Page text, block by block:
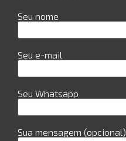
Seu nome
Seu e-mail
Seu Whatsapp
Sua mensagem (opcional)